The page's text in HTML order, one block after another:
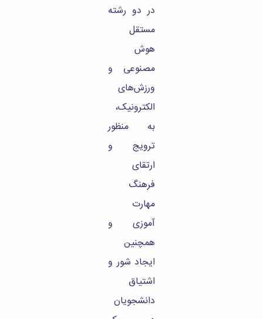
در دو رشته
مستقل
هوش
مصنوعی و
ورزش‌های
الکترونیک،
به منظور
ترویج و
ارتقای
فرهنگ
مهارت
آموزی و
همچنین
ایجاد شور و
اشتیاق
دانشجویان